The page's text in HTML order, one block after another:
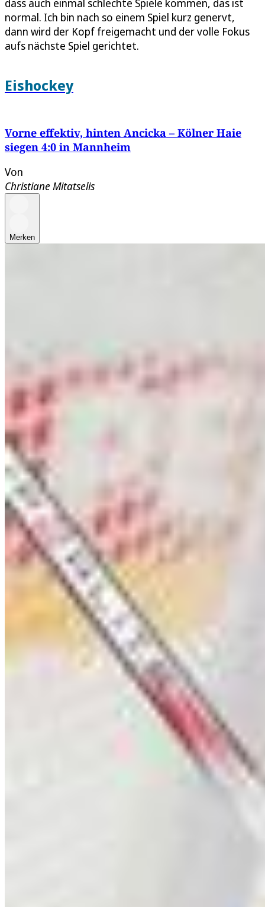
normal. Ich bin nach so einem Spiel kurz genervt,
dann wird der Kopf freigemacht und der volle Fokus
aufs nächste Spiel gerichtet.
Eishockey
Vorne effektiv, hinten Ancicka – Kölner Haie
siegen 4:0 in Mannheim
Von
Christiane Mitatselis
Merken